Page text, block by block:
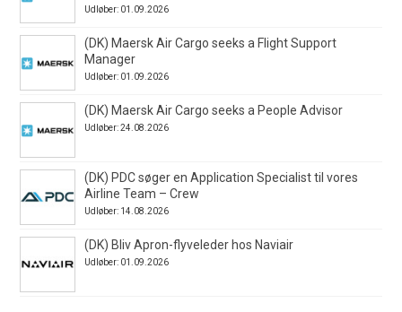
Udløber: 01.09.2026
(DK) Maersk Air Cargo seeks a Flight Support
Manager
Udløber: 01.09.2026
(DK) Maersk Air Cargo seeks a People Advisor
Udløber: 24.08.2026
(DK) PDC søger en Application Specialist til vores
Airline Team – Crew
Udløber: 14.08.2026
(DK) Bliv Apron-flyveleder hos Naviair
Udløber: 01.09.2026